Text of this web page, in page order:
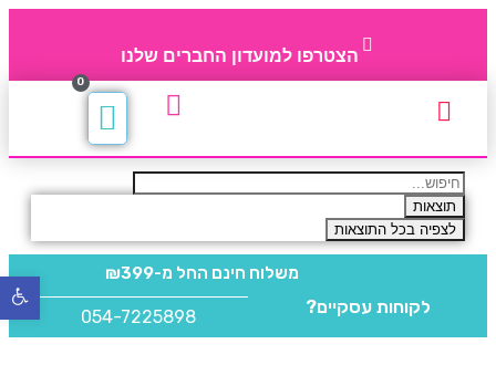
הצטרפו למועדון החברים שלנו
0
תוצאות
לצפיה בכל התוצאות
משלוח חינם החל מ-₪399
לקוחות עסקיים? 054-7225898
פתח